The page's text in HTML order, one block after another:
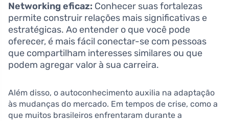
Networking eficaz: Conhecer suas fortalezas
permite construir relações mais significativas e
estratégicas. Ao entender o que você pode
oferecer, é mais fácil conectar-se com pessoas
que compartilham interesses similares ou que
podem agregar valor à sua carreira.
Além disso, o autoconhecimento auxilia na adaptação
às mudanças do mercado. Em tempos de crise, como a
que muitos brasileiros enfrentaram durante a